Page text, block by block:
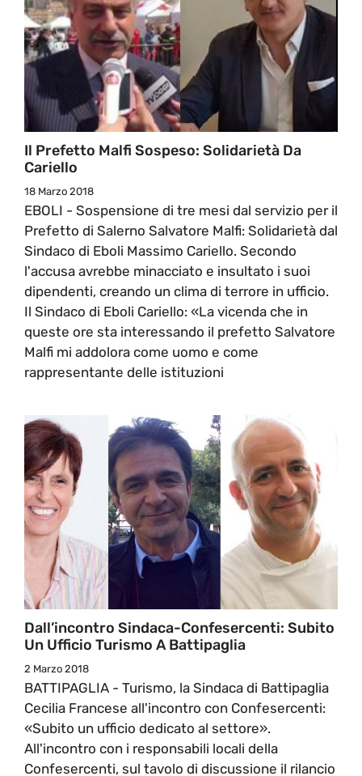
Il Prefetto Malfi Sospeso: Solidarietà Da
Cariello
18 Marzo 2018
EBOLI - Sospensione di tre mesi dal servizio per il
Prefetto di Salerno Salvatore Malfi: Solidarietà dal
Sindaco di Eboli Massimo Cariello. Secondo
l'accusa avrebbe minacciato e insultato i suoi
dipendenti, creando un clima di terrore in ufficio.
Il Sindaco di Eboli Cariello: «La vicenda che in
queste ore sta interessando il prefetto Salvatore
Malfi mi addolora come uomo e come
rappresentante delle istituzioni
Dall’incontro Sindaca-Confesercenti: Subito
Un Ufficio Turismo A Battipaglia
2 Marzo 2018
BATTIPAGLIA - Turismo, la Sindaca di Battipaglia
Cecilia Francese all'incontro con Confesercenti:
«Subito un ufficio dedicato al settore».
All'incontro con i responsabili locali della
Confesercenti, sul tavolo di discussione il rilancio